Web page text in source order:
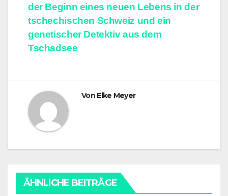
der Beginn eines neuen Lebens in der
tschechischen Schweiz und ein
genetischer Detektiv aus dem
Tschadsee
Von Elke Meyer
ÄHNLICHE BEITRÄGE